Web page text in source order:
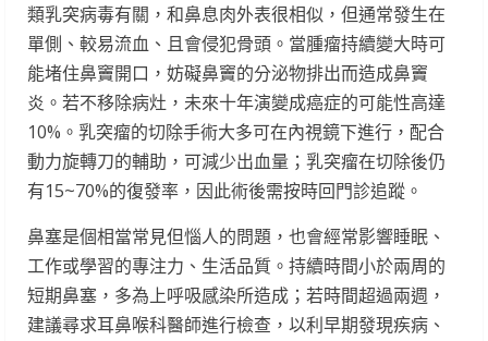
類乳突病毒有關，和鼻息肉外表很相似，但通常發生在
單側、較易流血、且會侵犯骨頭。當腫瘤持續變大時可
能堵住鼻竇開口，妨礙鼻竇的分泌物排出而造成鼻竇
炎。若不移除病灶，未來十年演變成癌症的可能性高達
10%。乳突瘤的切除手術大多可在內視鏡下進行，配合
動力旋轉刀的輔助，可減少出血量；乳突瘤在切除後仍
有15~70%的復發率，因此術後需按時回門診追蹤。
鼻塞是個相當常見但惱人的問題，也會經常影響睡眠、
工作或學習的專注力、生活品質。持續時間小於兩周的
短期鼻塞，多為上呼吸感染所造成；若時間超過兩週，
建議尋求耳鼻喉科醫師進行檢查，以利早期發現疾病、